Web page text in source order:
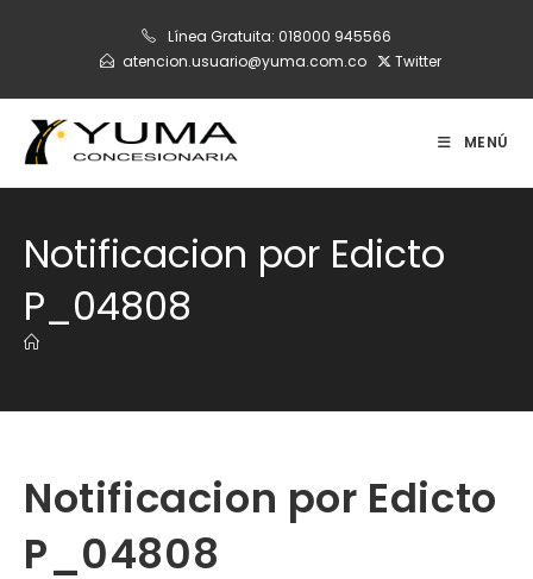
Línea Gratuita: 018000 945566
atencion.usuario@yuma.com.co
Twitter
MENÚ
Notificacion por Edicto
P_04808
Notificacion por Edicto
P_04808